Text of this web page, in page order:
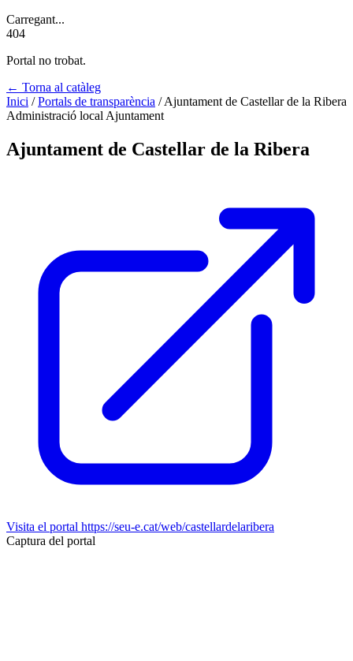
Carregant...
404
Portal no trobat.
← Torna al catàleg
Inici / Portals de transparència / Ajuntament de Castellar de la Ribera
Administració local Ajuntament
Ajuntament de Castellar de la Ribera
Visita el portal https://seu-e.cat/web/castellardelaribera
Captura del portal